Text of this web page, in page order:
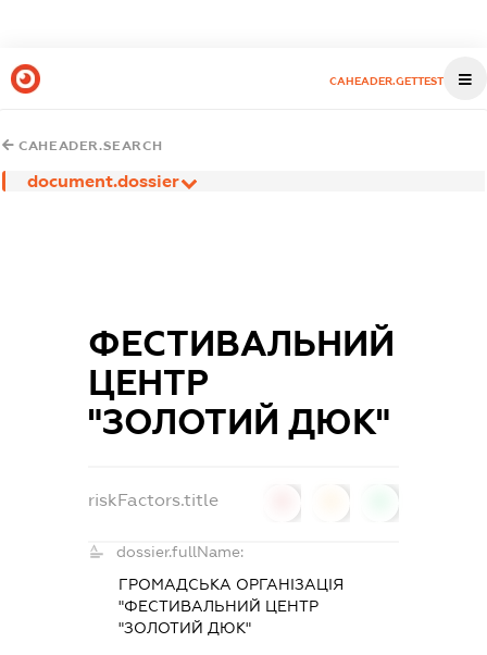
CAHEADER.GETTEST
CAHEADER.SEARCH
document.dossier
ФЕСТИВАЛЬНИЙ
ЦЕНТР
"ЗОЛОТИЙ ДЮК"
riskFactors.title
dossier.fullName:
ГРОМАДСЬКА ОРГАНІЗАЦІЯ
"ФЕСТИВАЛЬНИЙ ЦЕНТР
"ЗОЛОТИЙ ДЮК"